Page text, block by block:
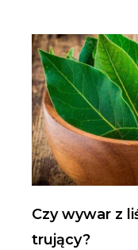
Czy wywar z
trujący?